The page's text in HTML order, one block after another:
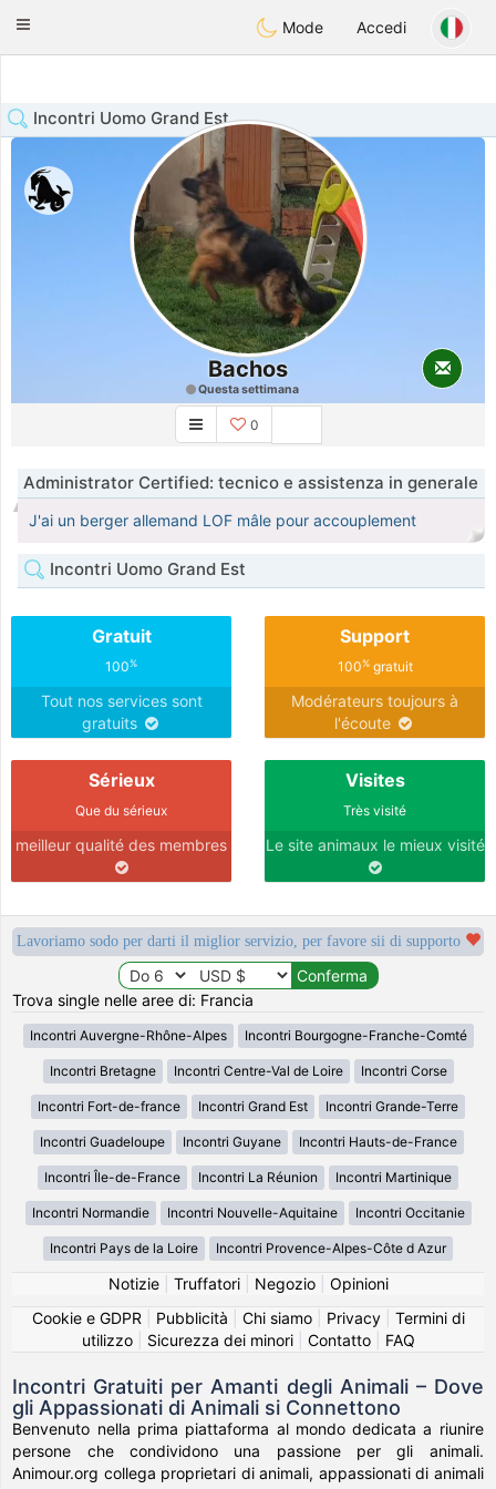
Animour
Toggle
Mode Accedi
Incontri Uomo Grand Est
Bachos
Questa settimana
0
Administrator Certified: tecnico e assistenza in generale
J'ai un berger allemand LOF mâle pour accouplement
Incontri Uomo Grand Est
Gratuit
100%
Tout nos services sont
gratuits
Support
100%gratuit
Modérateurs toujours à
l'écoute
Sérieux
Que du sérieux
meilleur qualité des membres
Visites
Très visité
Le site animaux le mieux visité
Lavoriamo sodo per darti il miglior servizio, per favore sii di supporto
Trova single nelle aree di: Francia
Incontri Auvergne-Rhône-Alpes Incontri Bourgogne-Franche-Comté
Incontri Bretagne Incontri Centre-Val de Loire Incontri Corse
Incontri Fort-de-france Incontri Grand Est Incontri Grande-Terre
Incontri Guadeloupe Incontri Guyane Incontri Hauts-de-France
Incontri Île-de-France Incontri La Réunion Incontri Martinique
Incontri Normandie Incontri Nouvelle-Aquitaine Incontri Occitanie
Incontri Pays de la Loire Incontri Provence-Alpes-Côte d Azur
Notizie| Truffatori| Negozio| Opinioni
Cookie e GDPR
Pubblicità Chi siamo| Privacy| Termini di
utilizzo| Sicurezza dei minori| Contatto| FAQ
Incontri Gratuiti per Amanti degli Animali – Dove
gli Appassionati di Animali si Connettono
Benvenuto nella prima piattaforma al mondo dedicata a riunire
persone che condividono una passione per gli animali.
Animour.org collega proprietari di animali, appassionati di animali